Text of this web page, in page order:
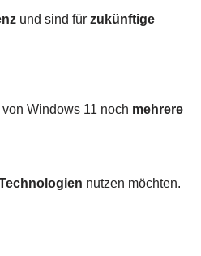
und sind für zukünftige
Windows 11 noch mehrere
nutzen möchten.